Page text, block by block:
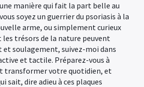
manière qui fait la part belle au
soyez un guerrier du psoriasis à la
arme, ou simplement curieux
trésors de la nature peuvent
soulagement, suivez-moi dans
et tactile. Préparez-vous à
transformer votre quotidien, et
sait, dire adieu à ces plaques